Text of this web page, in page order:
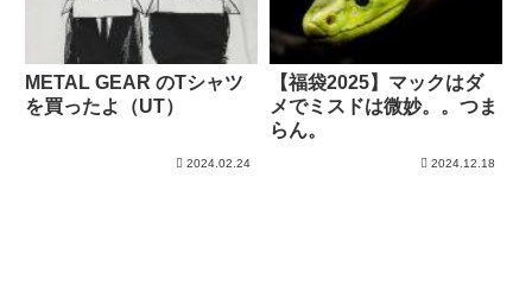
METAL GEAR のTシャツ
を買ったよ（UT）
2024.02.24
【福袋2025】マックはダ
メでミスドは微妙。。つま
らん。
2024.12.18